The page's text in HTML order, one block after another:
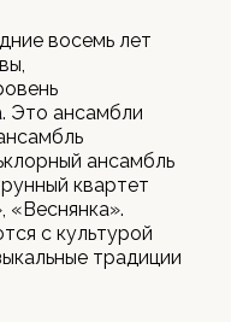
восемь лет
Это ансамбли
ансамбль
квартет
«Веснянка».
с культурой
традиции